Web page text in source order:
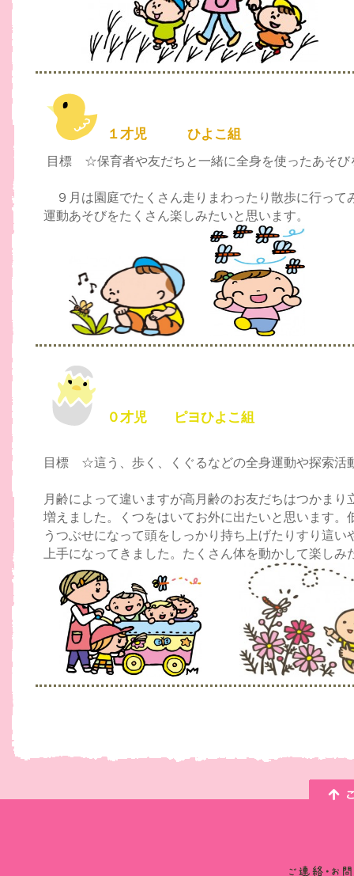
１才児 ひよこ組
目標 ☆保育者や友だちと一緒に全身を使ったあそび
９月は園庭でたくさん走りまわったり散歩に行って
運動あそびをたくさん楽しみたいと思います。
０才児 ピヨひよこ組
目標 ☆這う、歩く、くぐるなどの全身運動や探索活
月齢によって違いますが高月齢のお友だちはつかまり
増えました。くつをはいてお外に出たいと思います。
うつぶせになって頭をしっかり持ち上げたりすり這い
上手になってきました。たくさん体を動かして楽しみ